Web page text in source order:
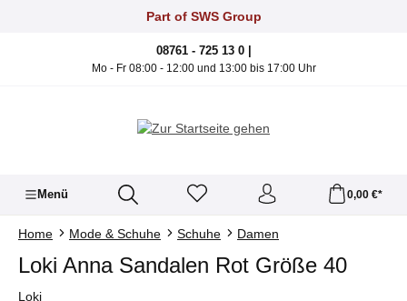
Zum Hauptinhalt springenPart of SWS Group
08761 - 725 13 0 |
Mo - Fr 08:00 - 12:00 und 13:00 bis 17:00 Uhr
Menü 0,00 €*
Home Mode & Schuhe Schuhe Damen
Loki Anna Sandalen Rot Größe 40
Loki